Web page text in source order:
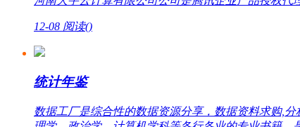
12-08 阅读()
统计年鉴
数据工厂是综合性的数据资源分享，数据资料求购,